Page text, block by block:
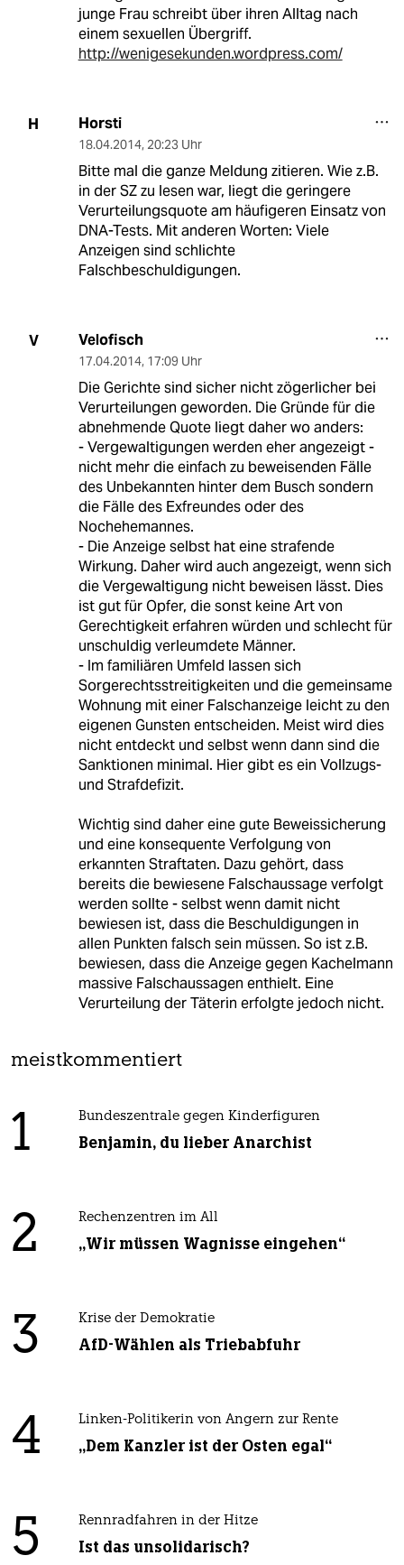
junge Frau schreibt über ihren Alltag nach
einem sexuellen Übergriff.
http://wenigesekunden.wordpress.com/
H Horsti
18.04.2014, 20:23 Uhr
Bitte mal die ganze Meldung zitieren. Wie z.B.
in der SZ zu lesen war, liegt die geringere
Verurteilungsquote am häufigeren Einsatz von
DNA-Tests. Mit anderen Worten: Viele
Anzeigen sind schlichte
Falschbeschuldigungen.
V Velofisch
17.04.2014, 17:09 Uhr
Die Gerichte sind sicher nicht zögerlicher bei
Verurteilungen geworden. Die Gründe für die
abnehmende Quote liegt daher wo anders:
- Vergewaltigungen werden eher angezeigt -
nicht mehr die einfach zu beweisenden Fälle
des Unbekannten hinter dem Busch sondern
die Fälle des Exfreundes oder des
Nochehemannes.
- Die Anzeige selbst hat eine strafende
Wirkung. Daher wird auch angezeigt, wenn sich
die Vergewaltigung nicht beweisen lässt. Dies
ist gut für Opfer, die sonst keine Art von
Gerechtigkeit erfahren würden und schlecht für
unschuldig verleumdete Männer.
- Im familiären Umfeld lassen sich
Sorgerechtsstreitigkeiten und die gemeinsame
Wohnung mit einer Falschanzeige leicht zu den
eigenen Gunsten entscheiden. Meist wird dies
nicht entdeckt und selbst wenn dann sind die
Sanktionen minimal. Hier gibt es ein Vollzugs-
und Strafdefizit.
Wichtig sind daher eine gute Beweissicherung
und eine konsequente Verfolgung von
erkannten Straftaten. Dazu gehört, dass
bereits die bewiesene Falschaussage verfolgt
werden sollte - selbst wenn damit nicht
bewiesen ist, dass die Beschuldigungen in
allen Punkten falsch sein müssen. So ist z.B.
bewiesen, dass die Anzeige gegen Kachelmann
massive Falschaussagen enthielt. Eine
Verurteilung der Täterin erfolgte jedoch nicht.
meistkommentiert
1 Bundeszentrale gegen Kinderfiguren
Benjamin, du lieber Anarchist
2 Rechenzentren im All
„Wir müssen Wagnisse eingehen“
3 Krise der Demokratie
AfD-Wählen als Triebabfuhr
4 Linken-Politikerin von Angern zur Rente
„Dem Kanzler ist der Osten egal“
5 Rennradfahren in der Hitze
Ist das unsolidarisch?